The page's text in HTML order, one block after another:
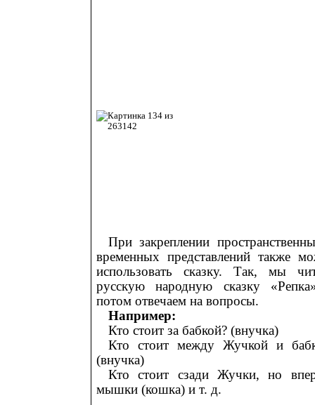
При закреплении
временных представлений также
использовать сказку. Так, мы
русскую народную сказку
потом отвечаем на вопросы.
Например:
Кто стоит за бабкой? (внучка)
Кто стоит между Жучкой и
(внучка)
Кто стоит сзади Жучки, но
мышки (кошка) и т. д.